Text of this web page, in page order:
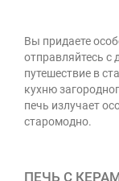
Вы придаете
отправляйтесь с
путешествие в
кухню
печь излучает
старомодно.
ПЕЧЬ С